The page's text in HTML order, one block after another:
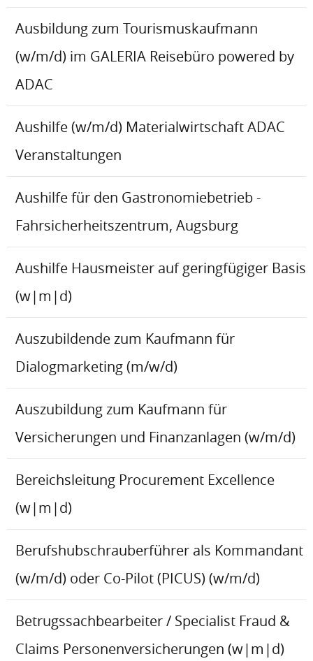
Ausbildung zum Tourismuskaufmann
(w/m/d) im GALERIA Reisebüro powered by
ADAC
Aushilfe (w/m/d) Materialwirtschaft ADAC
Veranstaltungen
Aushilfe für den Gastronomiebetrieb -
Fahrsicherheitszentrum, Augsburg
Aushilfe Hausmeister auf geringfügiger Basis
(w|m|d)
Auszubildende zum Kaufmann für
Dialogmarketing (m/w/d)
Auszubildung zum Kaufmann für
Versicherungen und Finanzanlagen (w/m/d)
Bereichsleitung Procurement Excellence
(w|m|d)
Berufshubschrauberführer als Kommandant
(w/m/d) oder Co-Pilot (PICUS) (w/m/d)
Betrugssachbearbeiter / Specialist Fraud &
Claims Personenversicherungen (w|m|d)